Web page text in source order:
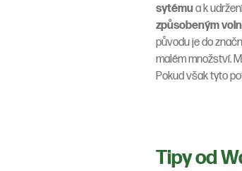
sytému a k
způsobeným
původu je do
malém množství.
Pokud však tyto
Tipy od